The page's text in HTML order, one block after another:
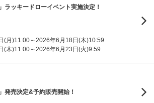
ッキードローイベント実施決定！
(月)11:00～2026年6月18日(木)10:59
(木)11:00～2026年6月23日(火)9:59
売決定&予約販売開始！